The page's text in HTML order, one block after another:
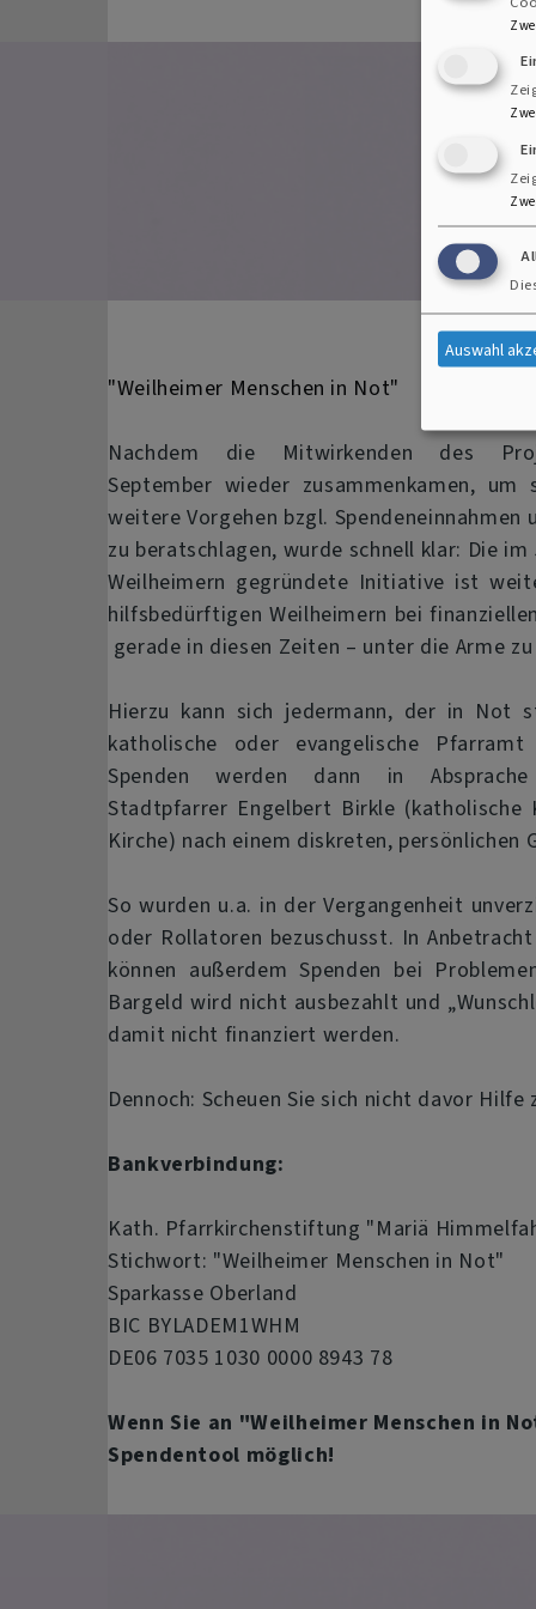
"Weilheimer Menschen in Not"
Nachdem die Mitwirkenden des
September wieder zusammenkamen, um
weitere Vorgehen bzgl. Spendeneinnahmen
zu beratschlagen, wurde schnell klar: Die im
Weilheimern gegründete Initiative ist
hilfsbedürftigen Weilheimern bei
gerade in diesen Zeiten – unter die Arme
Hierzu kann sich jedermann, der in Not
katholische oder evangelische Pfarramt
Spenden werden dann in
Stadtpfarrer Engelbert Birkle (katholische
Kirche) nach einem diskreten, persönlichen
So wurden u.a. in der Vergangenheit
oder Rollatoren bezuschusst. In
können außerdem Spenden bei
Bargeld wird nicht ausbezahlt und
damit nicht finanziert werden.
Dennoch: Scheuen Sie sich nicht davor
Bankverbindung:
Kath. Pfarrkirchenstiftung "Mariä
Stichwort: "Weilheimer Menschen in Not"
Sparkasse Oberland
BIC BYLADEM1WHM
DE06 7035 1030 0000 8943 78
Wenn Sie an "Weilheimer Menschen in
Spendentool möglich!
Auswahl